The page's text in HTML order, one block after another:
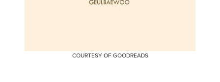
COURTESY OF GOODREADS